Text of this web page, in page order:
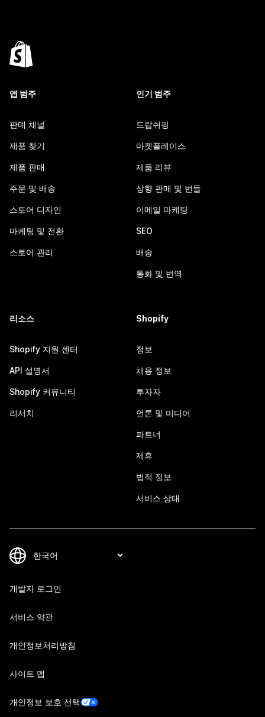
앱 범주
판매 채널
제품 찾기
제품 판매
주문 및 배송
스토어 디자인
마케팅 및 전환
스토어 관리
인기 범주
드랍쉬핑
마켓플레이스
제품 리뷰
상향 판매 및 번들
이메일 마케팅
SEO
배송
통화 및 번역
리소스
Shopify 지원 센터
API 설명서
Shopify 커뮤니티
리서치
Shopify
정보
채용 정보
투자자
언론 및 미디어
파트너
제휴
법적 정보
서비스 상태
개발자 로그인
서비스 약관
개인정보처리방침
사이트 맵
개인정보 보호 선택